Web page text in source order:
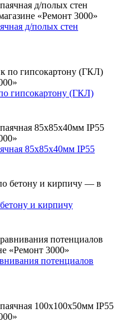
д/полых стен
гипсокартону (ГКЛ)
85х85х40мм IP55
и кирпичу
потенциалов